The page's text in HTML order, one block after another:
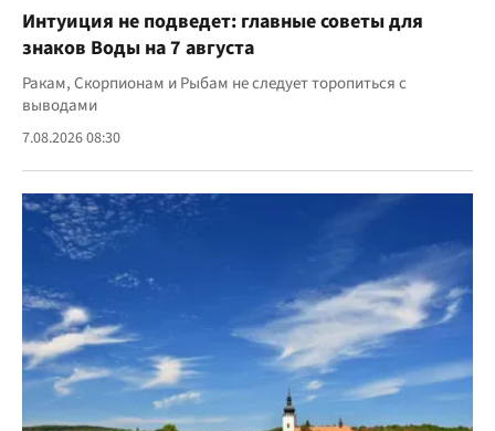
Интуиция не подведет: главные советы для
знаков Воды на 7 августа
Ракам, Скорпионам и Рыбам не следует торопиться с
выводами
7.08.2026 08:30